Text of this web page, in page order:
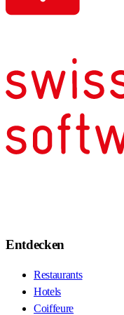
Entdecken
Restaurants
Hotels
Coiffeure